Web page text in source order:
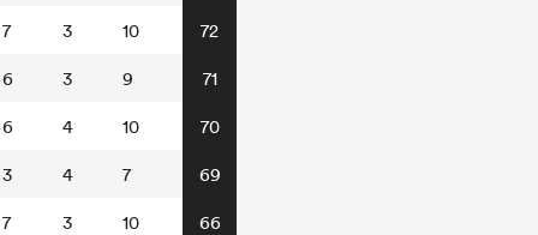
7 3 10 72
6 3 9 71
6 4 10 70
3 4 7 69
7 3 10 66